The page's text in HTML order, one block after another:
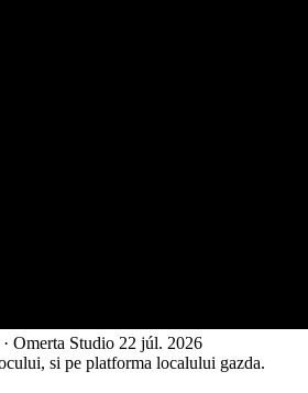
Omerta Studio 22 júl. 2026
si pe platforma localului gazda.